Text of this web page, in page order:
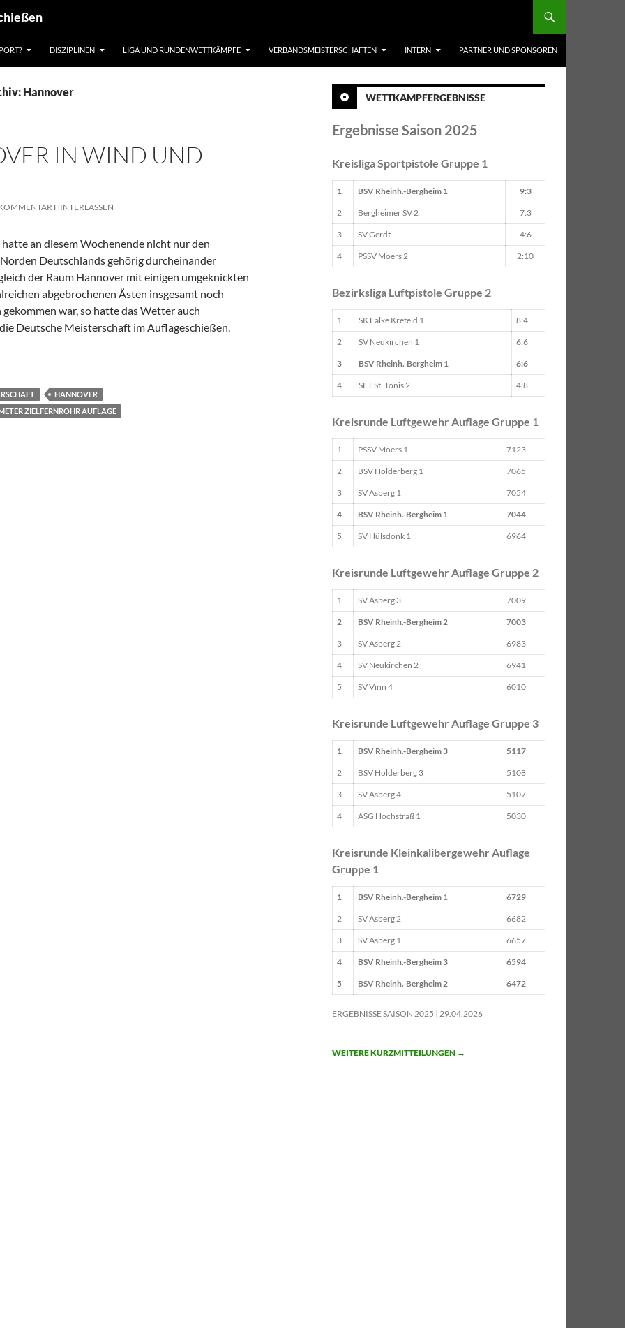
DISZIPLINEN LIGA UND RUNDENWETTKÄMPFE VERBANDSMEISTERSCHAFTEN INTERN PARTNER UND SPONSOREN
Hannover
IN WIND UND
HINTERLASSEN
an diesem Wochenende nicht nur den
Deutschlands gehörig durcheinander
der Raum Hannover mit einigen umgeknickten
abgebrochenen Ästen insgesamt noch
war, so hatte das Wetter auch
Deutsche Meisterschaft im Auflageschießen.
und Regen
HANNOVER
ZIELFERNROHR AUFLAGE
WETTKAMPFERGEBNISSE
Ergebnisse Saison 2025
Kreisliga Sportpistole Gruppe 1
1 BSV Rheinh.-Bergheim 1 9:3
2 Bergheimer SV 2 7:3
3 SV Gerdt 4:6
4 PSSV Moers 2 2:10
Bezirksliga Luftpistole Gruppe 2
1 SK Falke Krefeld 1 8:4
2 SV Neukirchen 1 6:6
3 BSV Rheinh.-Bergheim 1 6:6
4 SFT St. Tönis 2 4:8
Kreisrunde Luftgewehr Auflage Gruppe 1
1 PSSV Moers 1 7123
2 BSV Holderberg 1 7065
3 SV Asberg 1 7054
4 BSV Rheinh.-Bergheim 1 7044
5 SV Hülsdonk 1 6964
Kreisrunde Luftgewehr Auflage Gruppe 2
1 SV Asberg 3 7009
2 BSV Rheinh.-Bergheim 2 7003
3 SV Asberg 2 6983
4 SV Neukirchen 2 6941
5 SV Vinn 4 6010
Kreisrunde Luftgewehr Auflage Gruppe 3
1 BSV Rheinh.-Bergheim 3 5117
2 BSV Holderberg 3 5108
3 SV Asberg 4 5107
4 ASG Hochstraß 1 5030
Kreisrunde Kleinkalibergewehr Auflage
Gruppe 1
1 BSV Rheinh.-Bergheim 1 6729
2 SV Asberg 2 6682
3 SV Asberg 1 6657
4 BSV Rheinh.-Bergheim 3 6594
5 BSV Rheinh.-Bergheim 2 6472
ERGEBNISSE SAISON 2025 29.04.2026
WEITERE KURZMITTEILUNGEN →